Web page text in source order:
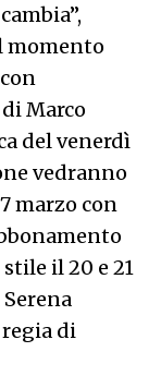
momento
Marco
del venerdì
vedranno
marzo con
il 20 e 21
di